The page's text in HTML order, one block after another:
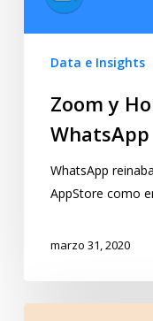
Data e Insights
Zoom y
WhatsApp
AppStore como
marzo 31, 2020